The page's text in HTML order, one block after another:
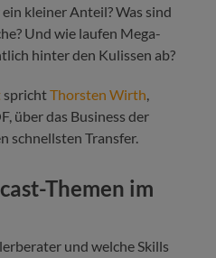
kleiner Anteil? Was sind
Und wie laufen Mega-
hinter den Kulissen ab?
sprichtThorsten Wirth,
über das Business der
schnellsten Transfer.
Themen im
und welche Skills